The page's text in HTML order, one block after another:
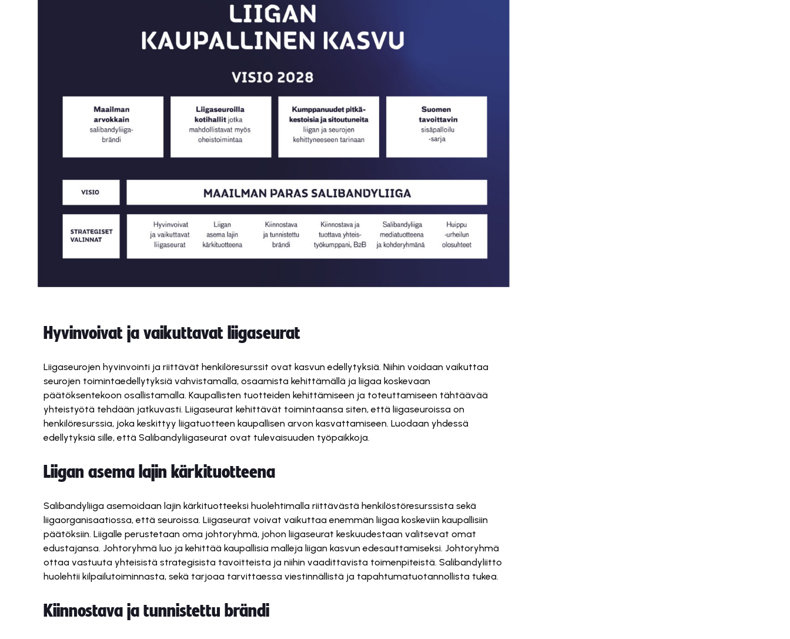
Hyvinvoivat ja vaikuttavat liigaseurat
Liigaseurojen hyvinvointi ja riittävät henkilöresurssit ovat kasvun edellytyksiä. Niihin voidaan vaikuttaa
seurojen toimintaedellytyksiä vahvistamalla, osaamista kehittämällä ja liigaa koskevaan
päätöksentekoon osallistamalla. Kaupallisten tuotteiden kehittämiseen ja toteuttamiseen tähtäävää
yhteistyötä tehdään jatkuvasti. Liigaseurat kehittävät toimintaansa siten, että liigaseuroissa on
henkilöresurssia, joka keskittyy liigatuotteen kaupallisen arvon kasvattamiseen. Luodaan yhdessä
edellytyksiä sille, että Salibandyliigaseurat ovat tulevaisuuden työpaikkoja.
Liigan asema lajin kärkituotteena
Salibandyliiga asemoidaan lajin kärkituotteeksi huolehtimalla riittävästä henkilöstöresurssista sekä
liigaorganisaatiossa, että seuroissa. Liigaseurat voivat vaikuttaa enemmän liigaa koskeviin kaupallisiin
päätöksiin. Liigalle perustetaan oma johtoryhmä, johon liigaseurat keskuudestaan valitsevat omat
edustajansa. Johtoryhmä luo ja kehittää kaupallisia malleja liigan kasvun edesauttamiseksi. Johtoryhmä
ottaa vastuuta yhteisistä strategisista tavoitteista ja niihin vaadittavista toimenpiteistä. Salibandyliitto
huolehtii kilpailutoiminnasta, sekä tarjoaa tarvittaessa viestinnällistä ja tapahtumatuotannollista tukea.
Kiinnostava ja tunnistettu brändi